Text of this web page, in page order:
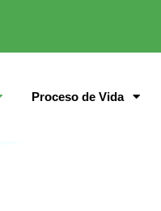
Proceso de Vida